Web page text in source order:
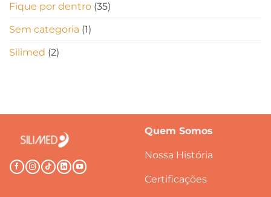
Fique por dentro (35)
Sem categoria (1)
Silimed (2)
Quem Somos
Nossa História
Certificações